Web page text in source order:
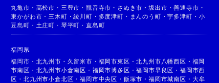
丸亀市 ・ 高松市 ・ 三豊市 ・観音寺市 ・ さぬき市 ・坂出市 ・善通寺市 ・
東かがわ市 ・ 三木町 ・綾川町 ・ 多度津町 ・ まんのう町 ・宇多津町 ・ 小
豆島町 ・ 土庄町 ・ 琴平町 ・直島町
福岡県
福岡市 ・ 北九州市 ・ 久留米市 ・ 福岡市東区 ・北九州市八幡西区 ・ 福岡
市南区 ・ 北九州市小倉南区 ・ 福岡市博多区 ・福岡市早良区 ・福岡市西
区 ・北九州市小倉北区 ・福岡市中央区 ・ 飯塚市 ・福岡市城南区 ・ 大牟